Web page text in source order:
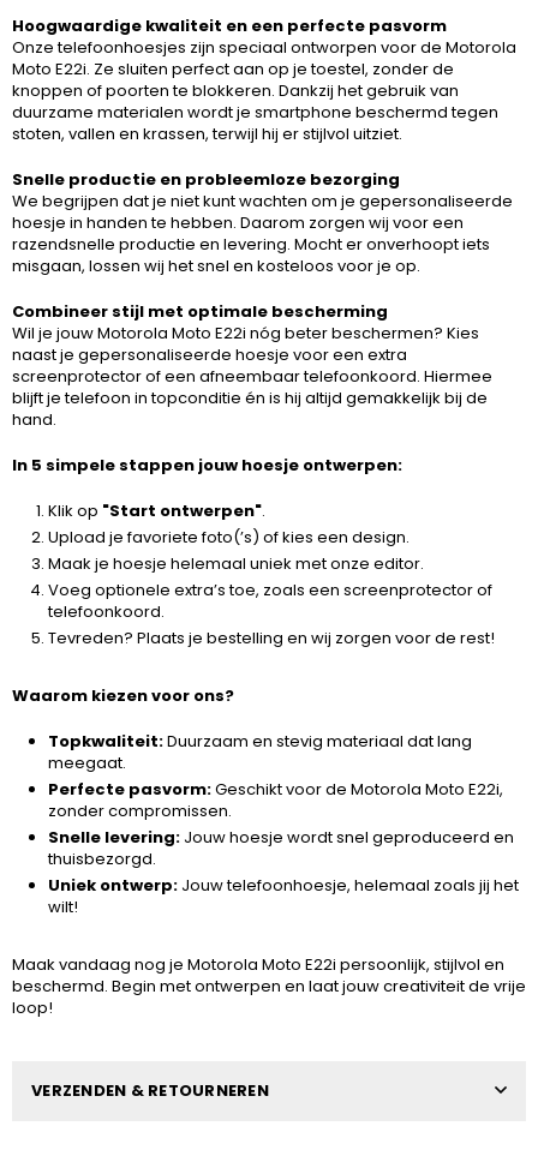
Hoogwaardige kwaliteit en een perfecte pasvorm
Onze telefoonhoesjes zijn speciaal ontworpen voor de Motorola
Moto E22i. Ze sluiten perfect aan op je toestel, zonder de
knoppen of poorten te blokkeren. Dankzij het gebruik van
duurzame materialen wordt je smartphone beschermd tegen
stoten, vallen en krassen, terwijl hij er stijlvol uitziet.
Snelle productie en probleemloze bezorging
We begrijpen dat je niet kunt wachten om je gepersonaliseerde
hoesje in handen te hebben. Daarom zorgen wij voor een
razendsnelle productie en levering. Mocht er onverhoopt iets
misgaan, lossen wij het snel en kosteloos voor je op.
Combineer stijl met optimale bescherming
Wil je jouw Motorola Moto E22i nóg beter beschermen? Kies
naast je gepersonaliseerde hoesje voor een extra
screenprotector of een afneembaar telefoonkoord. Hiermee
blijft je telefoon in topconditie én is hij altijd gemakkelijk bij de
hand.
In 5 simpele stappen jouw hoesje ontwerpen:
Klik op "Start ontwerpen".
Upload je favoriete foto(’s) of kies een design.
Maak je hoesje helemaal uniek met onze editor.
Voeg optionele extra’s toe, zoals een screenprotector of
telefoonkoord.
Tevreden? Plaats je bestelling en wij zorgen voor de rest!
Waarom kiezen voor ons?
Topkwaliteit:Duurzaam en stevig materiaal dat lang
meegaat.
Perfecte pasvorm:Geschikt voor de Motorola Moto E22i,
zonder compromissen.
Snelle levering: Jouw hoesje wordt snel geproduceerd en
thuisbezorgd.
Uniek ontwerp: Jouw telefoonhoesje, helemaal zoals jij het
wilt!
Maak vandaag nog je Motorola Moto E22i persoonlijk, stijlvol en
beschermd. Begin met ontwerpen en laat jouw creativiteit de vrije
loop!
VERZENDEN & RETOURNEREN